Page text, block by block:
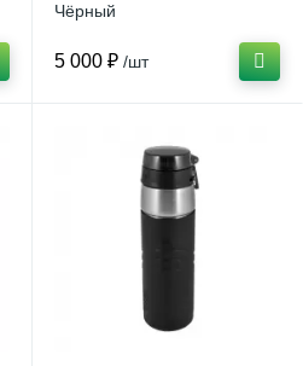
Чёрный
5 000 ₽ /шт